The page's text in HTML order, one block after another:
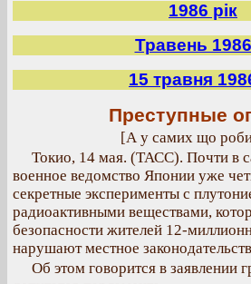
1986 рік
Травень
15 травня
Преступные
[А у самих що
Токио, 14 мая. (ТАСС). Почти в
военное ведомство Японии уже
секретные эксперименты с
радиоактивными веществами,
безопасности жителей 12-
нарушают местное
Об этом говорится в заявлении